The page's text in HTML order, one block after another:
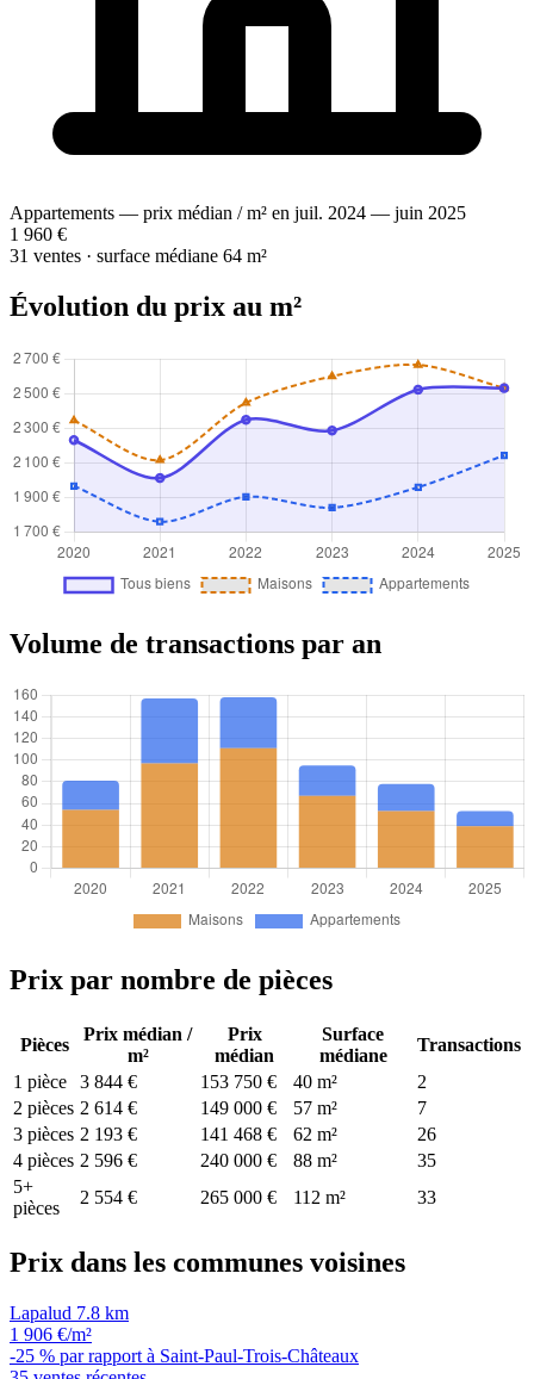
Appartements — prix médian / m² en juil. 2024 — juin 2025
1 960 €
31 ventes · surface médiane 64 m²
Évolution du prix au m²
Volume de transactions par an
Prix par nombre de pièces
Pièces
Prix médian /
m²
Prix
médian
Surface
médiane
Transactions
1 pièce
3 844 € 153 750 € 40 m²
2
2 pièces 2 614 € 149 000 € 57 m²
7
3 pièces 2 193 € 141 468 € 62 m²
26
4 pièces 2 596 € 240 000 € 88 m²
35
5+
pièces
2 554 € 265 000 € 112 m² 33
Prix dans les communes voisines
Lapalud 7.8 km
1 906 €/m²
-25 % par rapport à Saint-Paul-Trois-Châteaux